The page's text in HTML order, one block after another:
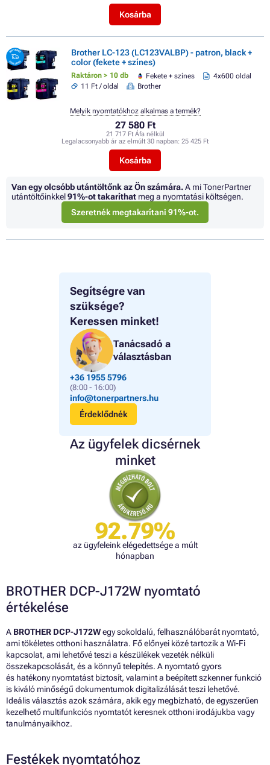
Segítségre van
szüksége?
Keressen minket!
Tanácsadó a
választásban
+36 1955 5796
(8:00 - 16:00)
info@tonerpartners.hu
Érdeklődnék
Az ügyfelek dicsérnek
minket
92.79%
az ügyfeleink elégedettsége a múlt
hónapban
Kosárba
Brother LC-123 (LC123VALBP) - patron, black +
color (fekete + színes)
Raktáron > 10 db Fekete + színes
4x600 oldal
11 Ft / oldal
Brother
27 580 Ft
21 717 Ft Áfa nélkül
Legalacsonyabb ár az elmúlt 30 napban: 25 425 Ft
Kosárba
Melyik nyomtatókhoz alkalmas a termék?
Van egy olcsóbb utántöltőnk az Ön számára.A mi TonerPartner
utántöltőinkkel91%-ot takaríthat meg a nyomtatási költségen.
Szeretnék megtakarítani 91%-ot.
BROTHER DCP-J172W nyomtató
értékelése
A BROTHER DCP-J172Wegy sokoldalú, felhasználóbarát nyomtató,
ami tökéletes otthoni használatra. Fő előnyei közé tartozik a Wi-Fi
kapcsolat, ami lehetővé teszi a készülékek vezeték nélküli
összekapcsolását, és a könnyű telepítés. A nyomtató gyors
és hatékony nyomtatást biztosít, valamint a beépített szkenner funkció
is kiváló minőségű dokumentumok digitalizálását teszi lehetővé.
Ideális választás azok számára, akik egy megbízható, de egyszerűen
kezelhető multifunkciós nyomtatót keresnek otthoni irodájukba vagy
tanulmányaikhoz.
Festékek nyomtatóhoz